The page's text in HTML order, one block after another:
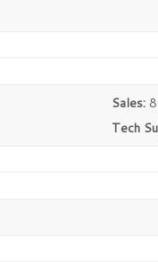
Sales:
Tech